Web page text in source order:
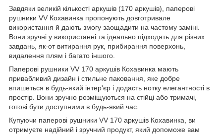
Завдяки великій кількості аркушів (170 аркушів), паперові
рушники VV Кохавинка пропонують довготривале
використання й дають змогу заощадити на частому заміні.
Вони зручні у використанні та ідеально підходять для різних
завдань, як-от витирання рук, прибирання поверхонь,
видалення плям і багато іншого.
Паперові рушники VV 170 аркушів Кохавинка мають
привабливий дизайн і стильне паковання, яке добре
впишеться в будь-який інтер'єр і додасть нотку елегантності в
простір. Вони зручно розміщуються на стійці або тримачі,
готові бути доступними в будь-який час.
Купуючи паперові рушники VV 170 аркушів Кохавинка, ви
отримуєте надійний і зручний продукт, який допоможе вам